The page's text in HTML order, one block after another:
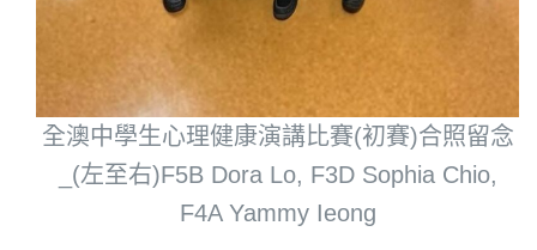
全澳中學生心理健康演講比賽(初賽)合照留念
_(左至右)F5B Dora Lo, F3D Sophia Chio,
F4A Yammy Ieong